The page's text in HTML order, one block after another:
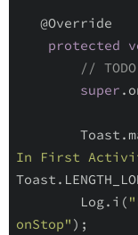
@Override
protected
//
super
In First
Log.i(
onStop" );